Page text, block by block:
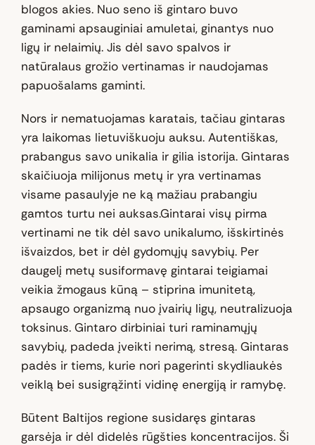
blogos akies. Nuo seno iš gintaro buvo
gaminami apsauginiai amuletai, ginantys nuo
ligų ir nelaimių. Jis dėl savo spalvos ir
natūralaus grožio vertinamas ir naudojamas
papuošalams gaminti.
Nors ir nematuojamas karatais, tačiau gintaras
yra laikomas lietuviškuoju auksu. Autentiškas,
prabangus savo unikalia ir gilia istorija. Gintaras
skaičiuoja milijonus metų ir yra vertinamas
visame pasaulyje ne ką mažiau prabangiu
gamtos turtu nei auksas.Gintarai visų pirma
vertinami ne tik dėl savo unikalumo, išskirtinės
išvaizdos, bet ir dėl gydomųjų savybių. Per
daugelį metų susiformavę gintarai teigiamai
veikia žmogaus kūną – stiprina imunitetą,
apsaugo organizmą nuo įvairių ligų, neutralizuoja
toksinus. Gintaro dirbiniai turi raminamųjų
savybių, padeda įveikti nerimą, stresą. Gintaras
padės ir tiems, kurie nori pagerinti skydliaukės
veiklą bei susigrąžinti vidinę energiją ir ramybę.
Būtent Baltijos regione susidaręs gintaras
garsėja ir dėl didelės rūgšties koncentracijos. Ši